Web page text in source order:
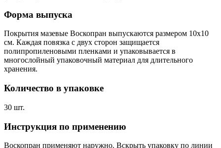
Форма выпуска
Покрытия мазевые Воскопран выпускаются размером 10х10
см. Каждая повязка с двух сторон защищается
полипропиленовыми пленками и упаковывается в
многослойный упаковочный материал для длительного
хранения.
Количество в упаковке
30 шт.
Инструкция по применению
Воскопран применяют наружно. Вскрыть упаковку по линии